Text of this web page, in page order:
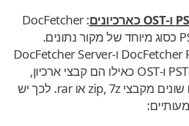
: DocFetcher
מטפל בקבצי PST כסוג מיוחד של מקור נתונים.
לעומת זאת, DocFetcher Pro ו-DocFetcher Server
מטפלים בקבצי PST ו-OST כאילו הם קבצי ארכיון,
שבמהותם אינם שונים מקבצי zip, 7z או rar. לכך יש